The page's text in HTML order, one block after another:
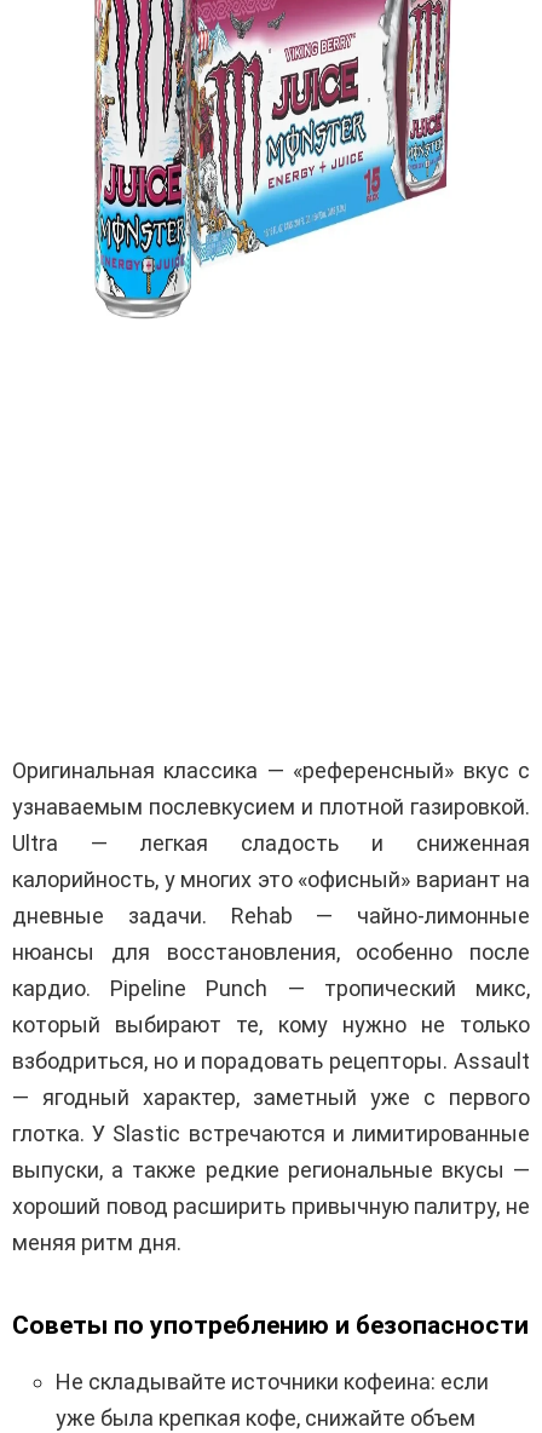
Оригинальная классика — «референсный» вкус с
узнаваемым послевкусием и плотной газировкой.
Ultra — легкая сладость и сниженная
калорийность, у многих это «офисный» вариант на
дневные задачи. Rehab — чайно-лимонные
нюансы для восстановления, особенно после
кардио. Pipeline Punch — тропический микс,
который выбирают те, кому нужно не только
взбодриться, но и порадовать рецепторы. Assault
— ягодный характер, заметный уже с первого
глотка. У Slastic встречаются и лимитированные
выпуски, а также редкие региональные вкусы —
хороший повод расширить привычную палитру, не
меняя ритм дня.
Советы по употреблению и безопасности
Не складывайте источники кофеина: если
уже была крепкая кофе, снижайте объем